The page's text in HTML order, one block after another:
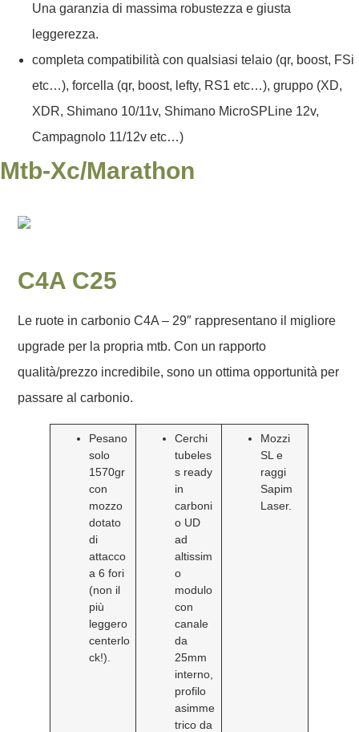
Una garanzia di massima robustezza e giusta
leggerezza.
completa compatibilità con qualsiasi telaio (qr, boost, FSi
etc…), forcella (qr, boost, lefty, RS1 etc…), gruppo (XD,
XDR, Shimano 10/11v, Shimano MicroSPLine 12v,
Campagnolo 11/12v etc…)
Mtb-Xc/marathon
C4A C25
Le ruote in carbonio C4A – 29″ rappresentano il migliore
upgrade per la propria mtb. Con un rapporto
qualità/prezzo incredibile, sono un ottima opportunità per
passare al carbonio.
Pesano
solo
1570gr
con
mozzo
dotato
di
attacco
a 6 fori
(non il
più
leggero
centerlo
ck!).
Cerchi
tubeles
s ready
in
carboni
o UD
ad
altissim
o
modulo
con
canale
da
25mm
interno,
profilo
asimme
trico da
Mozzi
SL e
raggi
Sapim
Laser.